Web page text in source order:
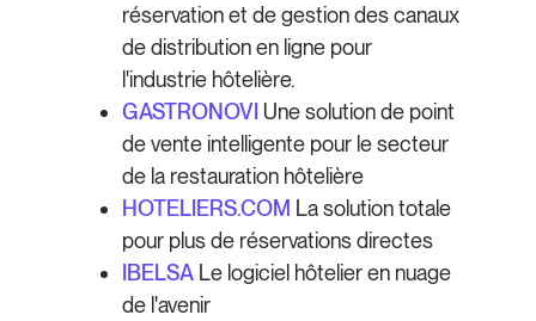
réservation et de gestion des canaux
de distribution en ligne pour
l'industrie hôtelière.
GASTRONOVI Une solution de point
de vente intelligente pour le secteur
de la restauration hôtelière
HOTELIERS.COM La solution totale
pour plus de réservations directes
IBELSA Le logiciel hôtelier en nuage
de l'avenir